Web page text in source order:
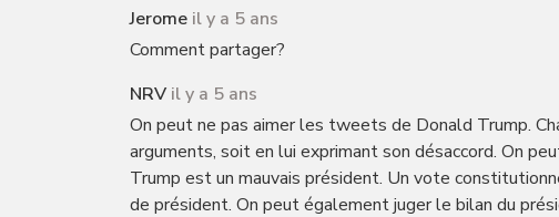
Jerome il y a 5 ans
Comment partager?
NRV il y a 5 ans
On peut ne pas aimer les tweets de Donald Trump.
arguments, soit en lui exprimant son désaccord. On
Trump est un mauvais président. Un vote
de président. On peut également juger le bilan du